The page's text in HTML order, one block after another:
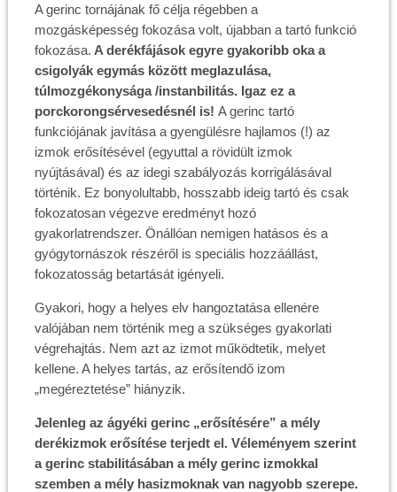
A gerinc tornájának fő célja régebben a
mozgásképesség fokozása volt, újabban a tartó funkció
fokozása. A derékfájások egyre gyakoribb oka a
csigolyák egymás között meglazulása,
túlmozgékonysága /instanbilitás. Igaz ez a
porckorongsérvesedésnél is! A gerinc tartó
funkciójának javítása a gyengülésre hajlamos (!) az
izmok erősítésével (egyuttal a rövidült izmok
nyújtásával) és az idegi szabályozás korrigálásával
történik. Ez bonyolultabb, hosszabb ideig tartó és csak
fokozatosan végezve eredményt hozó
gyakorlatrendszer. Önállóan nemigen hatásos és a
gyógytornászok részéről is speciális hozzáállást,
fokozatosság betartását igényeli.
Gyakori, hogy a helyes elv hangoztatása ellenére
valójában nem történik meg a szükséges gyakorlati
végrehajtás. Nem azt az izmot működtetik, melyet
kellene. A helyes tartás, az erősítendő izom
„megéreztetése” hiányzik.
Jelenleg az ágyéki gerinc „erősítésére” a mély
derékizmok erősítése terjedt el. Véleményem szerint
a gerinc stabilitásában a mély gerinc izmokkal
szemben a mély hasizmoknak van nagyobb szerepe.